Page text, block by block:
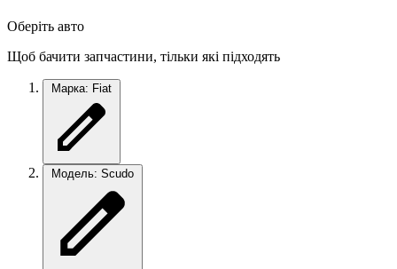
Оберіть авто
Щоб бачити запчастини, тільки які підходять
Марка: Fiat
Модель: Scudo